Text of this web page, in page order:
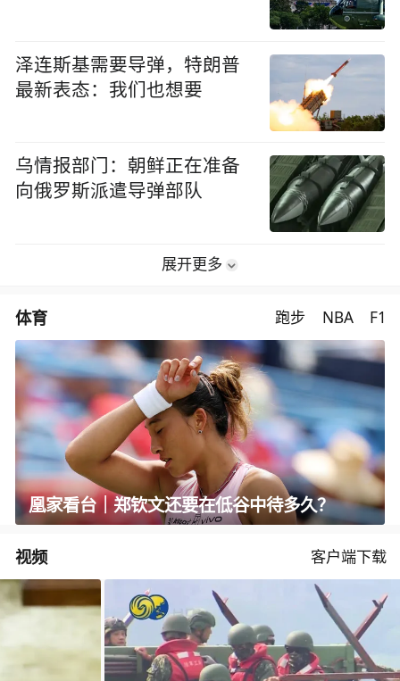
泽连斯基需要导弹，特朗普
最新表态：我们也想要
乌情报部门：朝鲜正在准备
向俄罗斯派遣导弹部队
展开更多
体育 跑步 NBA F1
凰家看台｜郑钦文还要在低谷中待多久？
视频 客户端下载